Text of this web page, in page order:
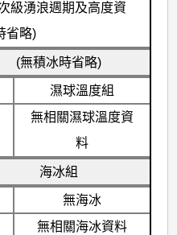
級湧浪週期及高度資
省略)
(無積冰時省略)
濕球溫度組
無相關濕球溫度資
料
海冰組
無海冰
無相關海冰資料